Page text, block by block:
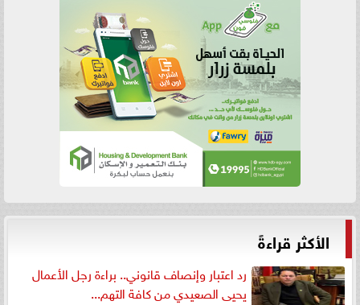
الأكثر قراءةً
رد اعتبار وإنصاف قانوني.. براءة رجل الأعمال
يحيى الصعيدي من كافة التهم...